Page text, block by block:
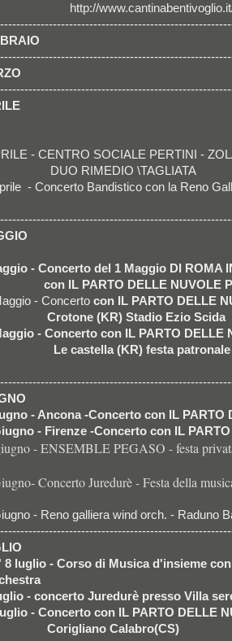
www.cantinabentivoglio.it/
- CENTRO SOCIALE PERTINI -
RIMEDIO \TAGLIATA
- Concerto Bandistico con la Reno
- Concerto del 1 Maggio DI ROMA
IL PARTO DELLE NUVOLE
- Concertocon IL PARTO DELLE
(KR) Stadio Ezio Scida
- Concerto con IL PARTO DELLE
castella (KR) festa patronale
- Ancona -Concerto con IL PARTO
- Firenze -Concerto con IL
- ENSEMBLE PEGASO - festa
Concerto Juredurè - Festa della
- Reno galliera wind orch. - Raduno
8 luglio - Corso di Musica d'insieme
- concerto Juredurè presso Villa
- Concerto con IL PARTO DELLE
Calabro(CS)